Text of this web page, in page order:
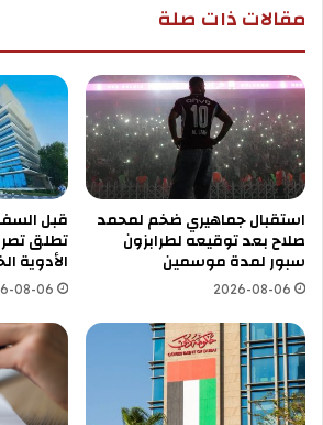
مقالات ذات صلة
استقبال جماهيري ضخم لمحمد
صلاح بعد توقيعه لطرابزون
سبور لمدة موسمين
2026-08-06
قبل
تطلق
الأدوية
08-06